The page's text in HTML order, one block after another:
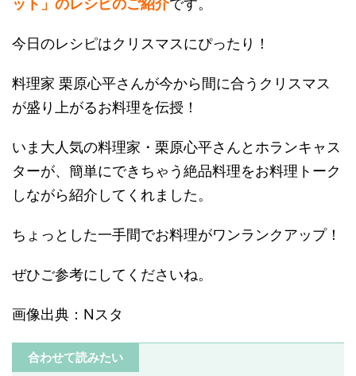
今日のレシピはクリスマスにぴったり！
料理家 栗原心平さんが今から間に合うクリスマス
が盛り上がるお料理を伝授！
いま大人気の料理家・栗原心平さんとホランキャス
ターが、 簡単にできちゃう絶品料理をお料理トーク
しながら紹介してくれました。
ちょっとした一手間でお料理がワンランクアップ！
ぜひご参考にしてくださいね。
画像出典：Nスタ
合わせて読みたい